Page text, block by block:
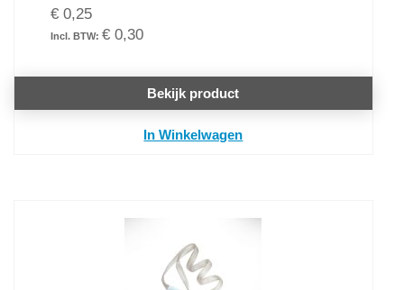
€ 0,25
€ 0,30
Bekijk product
In Winkelwagen